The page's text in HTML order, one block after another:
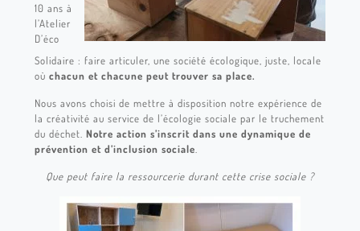
10 ans à
l’Atelier
D’éco
Solidaire : faire articuler, une société écologique, juste, locale
où chacun et chacune peut trouver sa place.
Nous avons choisi de mettre à disposition notre expérience de
la créativité au service de l’écologie sociale par le truchement
du déchet. Notre action s’inscrit dans une dynamique de
prévention et d’inclusion sociale
Que peut faire la ressourcerie durant cette crise sociale ?